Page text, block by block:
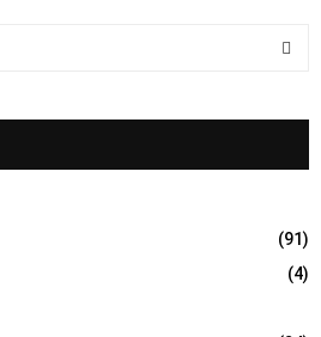
R
C
(91)
(4)